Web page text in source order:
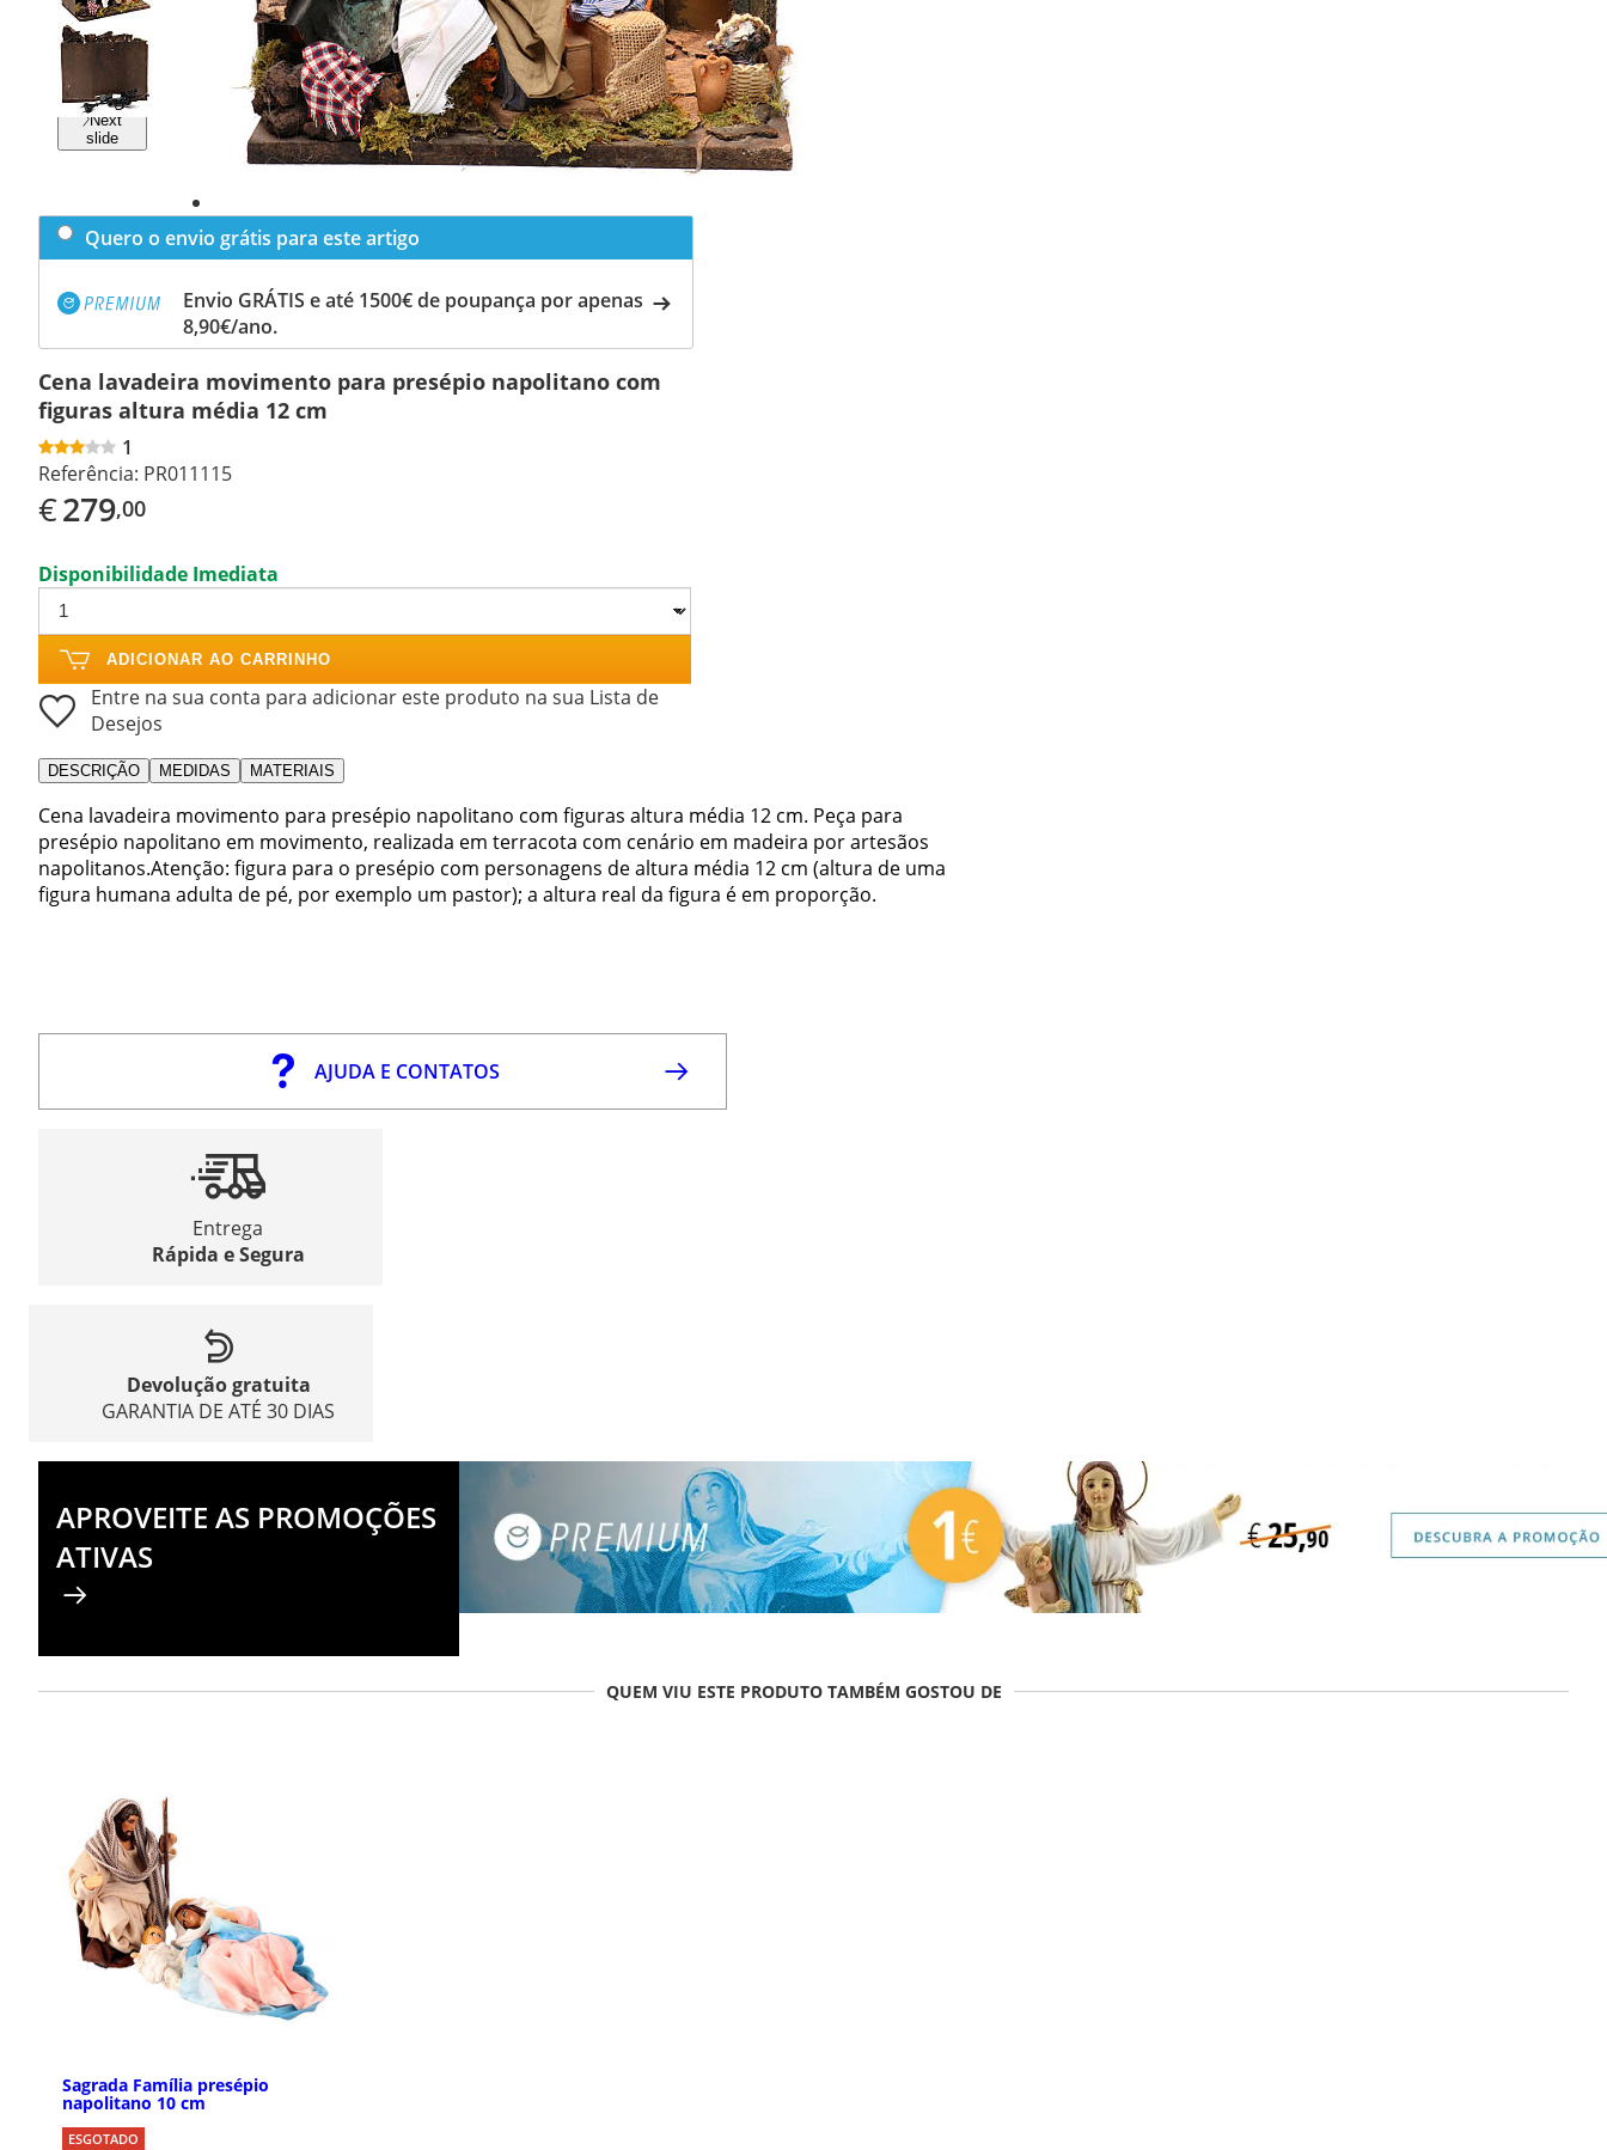
slide
Next
slide
Quero o envio grátis para este artigo
Envio GRÁTIS e até 1500€ de poupança por apenas
8,90€/ano.
Cena lavadeira movimento para presépio napolitano com
figuras altura média 12 cm
1
Referência: PR011115
€279,00
Disponibilidade Imediata
ADICIONAR AO CARRINHO
Entre na sua conta para adicionar este produto na sua Lista de
Desejos
DESCRIÇÃO MEDIDAS MATERIAIS
Cena lavadeira movimento para presépio napolitano com figuras altura média 12 cm. Peça para
presépio napolitano em movimento, realizada em terracota com cenário em madeira por artesãos
napolitanos.Atenção: figura para o presépio com personagens de altura média 12 cm (altura de uma
figura humana adulta de pé, por exemplo um pastor); a altura real da figura é em proporção.
AJUDA E CONTATOS
Entrega
Rápida e Segura
Devolução gratuita
GARANTIA DE ATÉ 30 DIAS
APROVEITE AS PROMOÇÕES
ATIVAS
QUEM VIU ESTE PRODUTO TAMBÉM GOSTOU DE
Sagrada Família presépio
napolitano 10 cm
ESGOTADO